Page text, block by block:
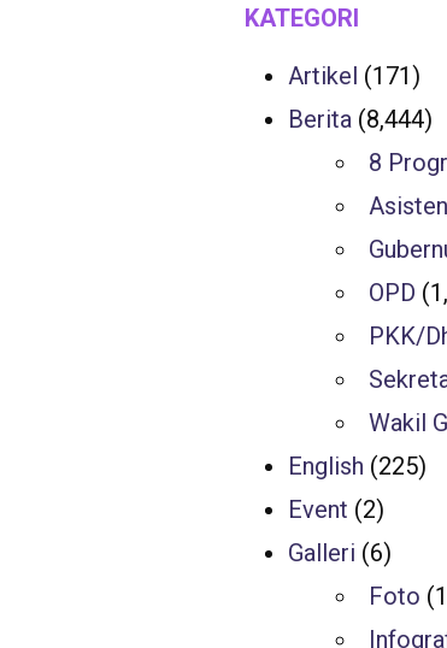
KATEGORI
Artikel (171)
Berita (8,444)
8
Asisten
OPD
PKK/
Wakil
English (225)
Event (2)
Galleri (6)
Foto